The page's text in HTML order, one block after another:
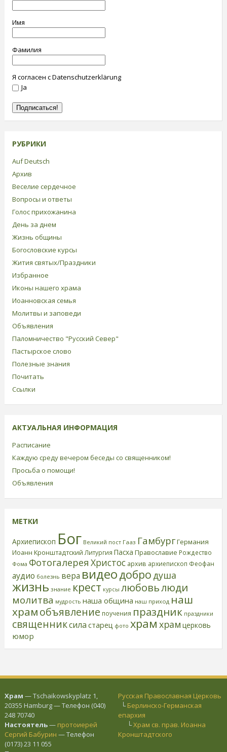
Имя
Фамилия
Я согласен с Datenschutzerklärung
Ja
РУБРИКИ
Auf Deutsch
Архив
Веселие сердечное
Вопросы и ответы
Голос прихожанина
День за днем
Жизнь общины
Богословские курсы
Жития святых/Праздники
Избранное
Иконы нашего храма
Иоанновская семья
Молитвы и заповеди
Объявления
Паломничество "Русский Север"
Пастырское слово
Полезные знания
Почитать
Ссылки
АКТУАЛЬНАЯ ИНФОРМАЦИЯ
Расписание
Каждую среду вечером беседы со священником!
Просьба о помощи!
Объявления
МЕТКИ
Архиепископ Бог Великий пост Гааз ГамбургГермания
Иоанн Кронштадтский Литургия Пасха Православие Рождество
Фома Фотогалерея Христос архив архиепископ Феофан
аудио болезнь вера видеодобро душа
жизнь знание крест курсы любовьлюди
молитва мудрость наша община наш приход наш
храмобъявление поучения праздник праздники
священниксила старец фото храм храм церковь
юмор
Храм — Tschaikowskyplatz 1,
20355 Hamburg — Телефон (040)
248 70740
Настоятель— протоиерей
Сергий Бабурин — Телефон
(0173) 23 11 055
Русская Православная Церковь
└Берлинско-Германская
епархия
└Храм св. прав. Иоанна
Кронштадтского